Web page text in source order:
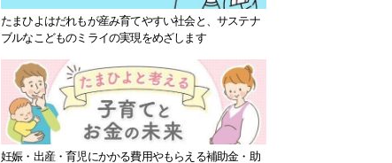
たまひよはだれもが産み育てやすい社会と、サステナ
ブルなこどものミライの実現をめざします
妊娠・出産・育児にかかる費用やもらえる補助金・助